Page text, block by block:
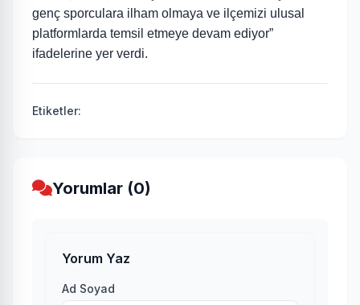
genç sporculara ilham olmaya ve ilçemizi ulusal
platformlarda temsil etmeye devam ediyor”
ifadelerine yer verdi.
Etiketler:
Yorumlar (0)
Yorum Yaz
Ad Soyad